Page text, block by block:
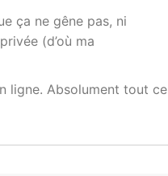
ça ne gêne pas, ni
(d’où ma
ligne. Absolument tout ce